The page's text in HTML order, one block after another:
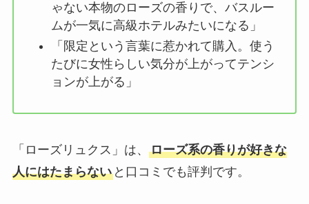
ゃない本物のローズの香りで、バスルー
ムが一気に高級ホテルみたいになる」
「限定という言葉に惹かれて購入。使う
たびに女性らしい気分が上がってテンシ
ョンが上がる」
「ローズリュクス」は、 ローズ系の香りが好きな
人にはたまらないと口コミでも評判です。